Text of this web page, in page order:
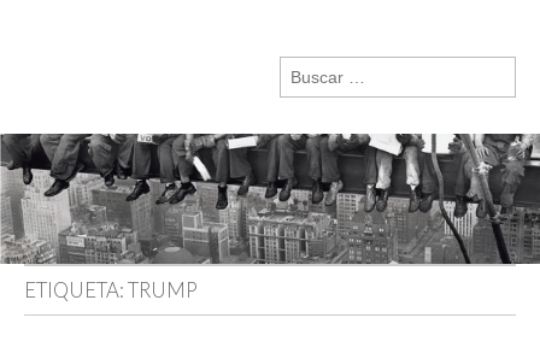
Buscar:
ETIQUETA:TRUMP